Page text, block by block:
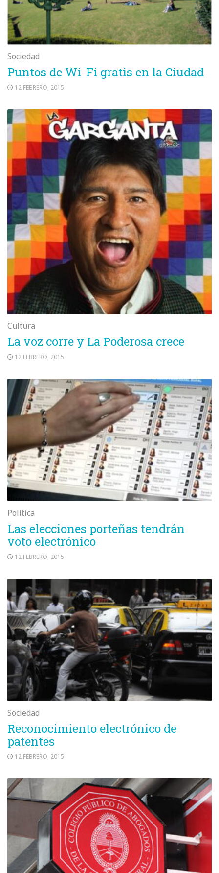
Sociedad
Puntos de Wi-Fi gratis en la Ciudad
12 FEBRERO, 2015
Cultura
La voz corre y La Poderosa crece
12 FEBRERO, 2015
Política
Las elecciones porteñas tendrán
voto electrónico
12 FEBRERO, 2015
Sociedad
Reconocimiento electrónico de
patentes
12 FEBRERO, 2015